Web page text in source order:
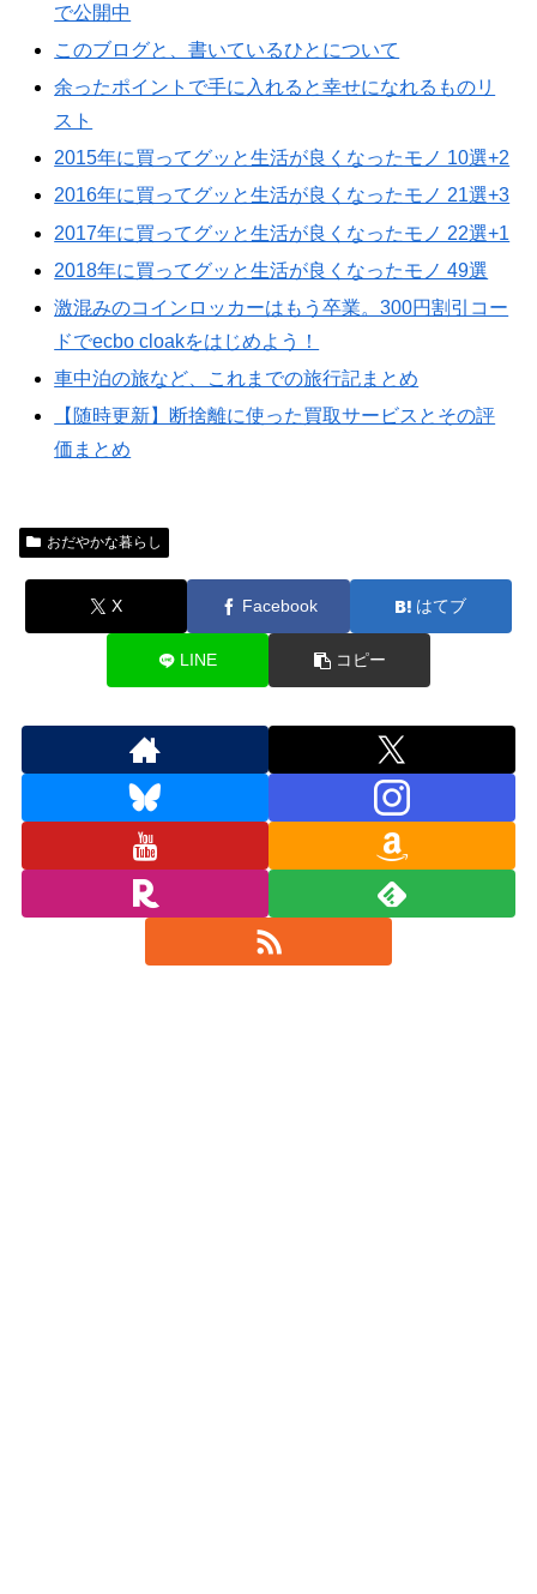
で公開中
このブログと、書いているひとについて
余ったポイントで手に入れると幸せになれるものリ
スト
2015年に買ってグッと生活が良くなったモノ 10選+2
2016年に買ってグッと生活が良くなったモノ 21選+3
2017年に買ってグッと生活が良くなったモノ 22選+1
2018年に買ってグッと生活が良くなったモノ 49選
激混みのコインロッカーはもう卒業。300円割引コー
ドでecbo cloakをはじめよう！
車中泊の旅など、これまでの旅行記まとめ
【随時更新】断捨離に使った買取サービスとその評
価まとめ
おだやかな暮らし
X Facebook はてブ
LINE コピー